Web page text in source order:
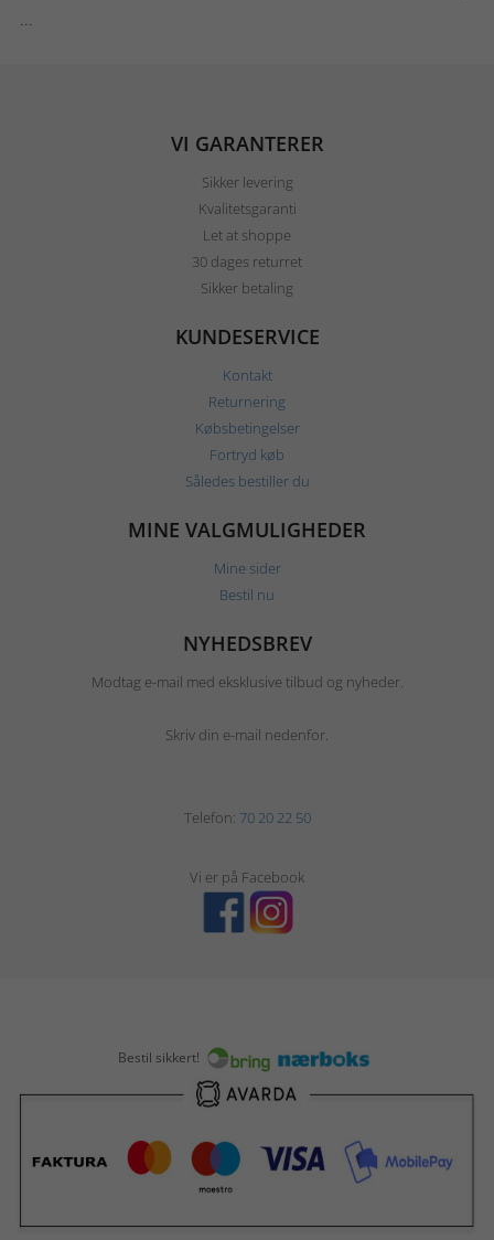
...
VI GARANTERER
Sikker levering
Kvalitetsgaranti
Let at shoppe
30 dages returret
Sikker betaling
KUNDESERVICE
Kontakt
Returnering
Købsbetingelser
Fortryd køb
Således bestiller du
MINE VALGMULIGHEDER
Mine sider
Bestil nu
NYHEDSBREV
Modtag e-mail med eksklusive tilbud og nyheder.
Skriv din e-mail nedenfor.
Telefon: 70 20 22 50
Vi er på Facebook
Bestil sikkert!